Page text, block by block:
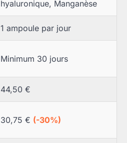
hyaluronique, Manganèse
1 ampoule par jour
Minimum 30 jours
44,50 €
30,75 € (-30%)